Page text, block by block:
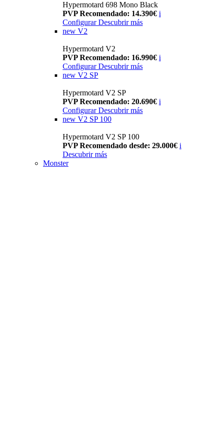
Hypermotard 698 Mono Black
PVP Recomendado: 14.390€ i
Configurar Descubrir más
new V2
Hypermotard V2
PVP Recomendado: 16.990€ i
Configurar Descubrir más
new V2 SP
Hypermotard V2 SP
PVP Recomendado: 20.690€ i
Configurar Descubrir más
new V2 SP 100
Hypermotard V2 SP 100
PVP Recomendado desde: 29.000€ i
Descubrir más
Monster